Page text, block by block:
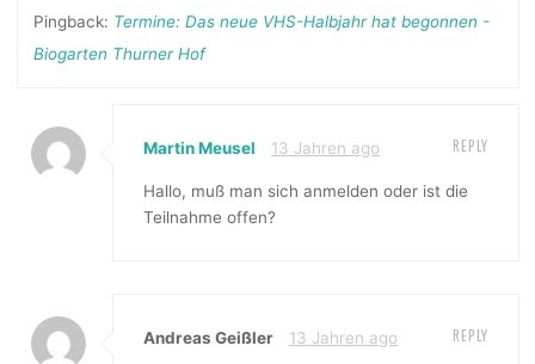
Pingback: Termine: Das neue VHS-Halbjahr hat begonnen -
Biogarten Thurner Hof
Martin Meusel 13 Jahren ago REPLY
Hallo, muß man sich anmelden oder ist die
Teilnahme offen?
Andreas Geißler 13 Jahren ago REPLY